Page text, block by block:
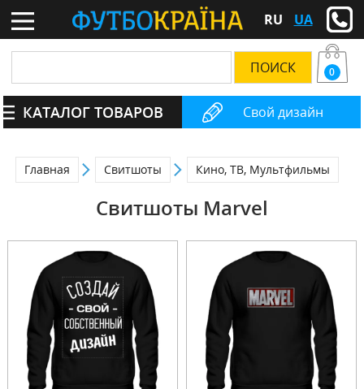
RU UA
Свой дизайн
0
КАТАЛОГ ТОВАРОВ
Главная Свитшоты Кино, ТВ, Мультфильмы
Свитшоты Marvel